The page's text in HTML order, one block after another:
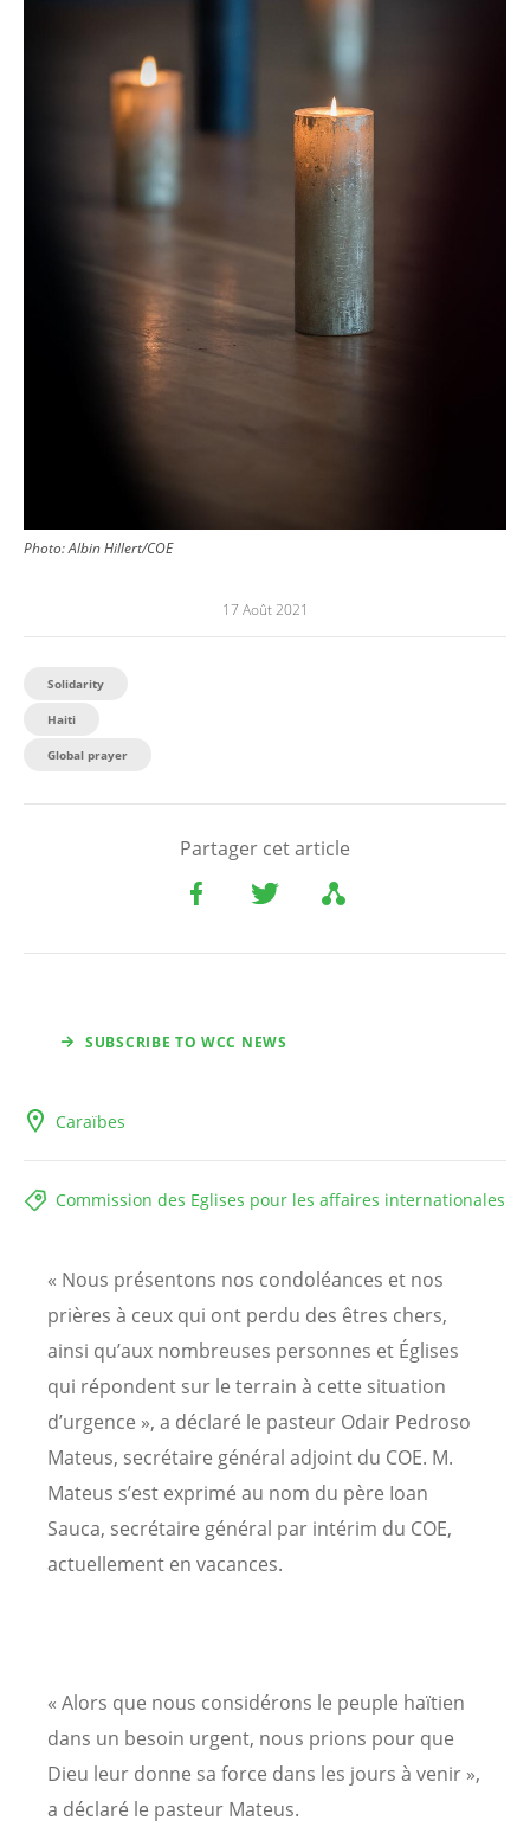
Photo:Albin Hillert/COE
17 Août 2021
Solidarity
Haiti
Global prayer
Partager cet article
SUBSCRIBE TO WCC NEWS
Caraïbes
Commission des Eglises pour les affaires internationales
« Nous présentons nos condoléances et nos
prières à ceux qui ont perdu des êtres chers,
ainsi qu’aux nombreuses personnes et Églises
qui répondent sur le terrain à cette situation
d’urgence », a déclaré le pasteur Odair Pedroso
Mateus, secrétaire général adjoint du COE. M.
Mateus s’est exprimé au nom du père Ioan
Sauca, secrétaire général par intérim du COE,
actuellement en vacances.
« Alors que nous considérons le peuple haïtien
dans un besoin urgent, nous prions pour que
Dieu leur donne sa force dans les jours à venir »,
a déclaré le pasteur Mateus.